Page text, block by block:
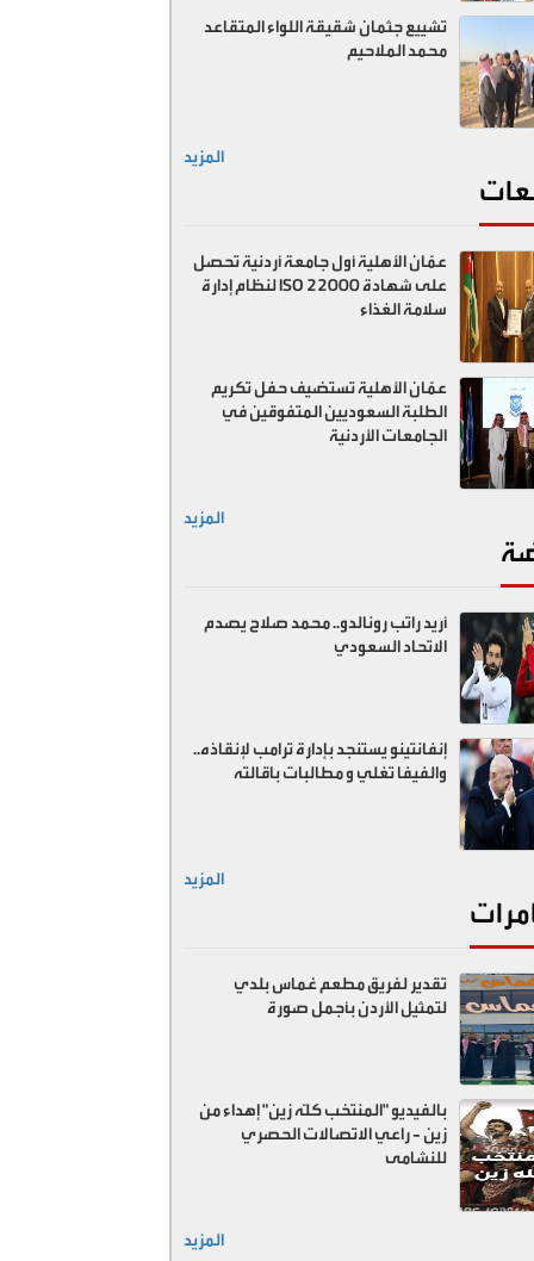
تشييع جثمان شقيقة اللواء المتقاعد
محمد الملاحيم
المزيد
عمّان الأهلية أول جامعة أردنية تحصل
على شهادة ISO 22000 لنظام إدارة
سلامة الغذاء
عمّان الأهلية تستضيف حفل تكريم
الطلبة السعوديين المتفوقين في
الجامعات الأردنية
المزيد
أريد راتب رونالدو.. محمد صلاح يصدم
الاتحاد السعودي
إنفانتينو يستنجد بإدارة ترامب لإنقاذه..
والفيفا تغلي و مطالبات باقالته
المزيد
تقدير لفريق مطعم غماس بلدي
لتمثيل الأردن بأجمل صورة
بالفيديو "المنتخب كلّه زين" إهداء من
زين - راعي الاتصالات الحصري
للنشامى
المزيد